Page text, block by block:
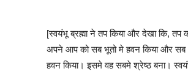
[स्वयंभू ब्रह्मा ने तप किया और देखा कि, तप
अपने आप को सब भूतो मे हवन किया और सब
हवन किया। इसमे वह सबमे श्रेष्ठ बना।